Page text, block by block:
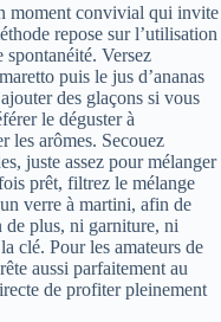
moment convivial qui invite
repose sur l’utilisation
Versez
puis le jus d’ananas
des glaçons si vous
le déguster à
les arômes. Secouez
juste assez pour mélanger
prêt, filtrez le mélange
verre à martini, afin de
de plus, ni garniture, ni
clé. Pour les amateurs de
aussi parfaitement au
de profiter pleinement